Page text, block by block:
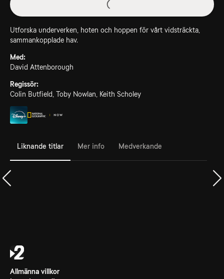
Utforska underverken, hoten och hoppen för vårt vidsträckta,
sammankopplade hav.
Med:
David Attenborough
Regissör:
Colin Butfield, Toby Nowlan, Keith Scholey
Liknande titlar Mer info Medverkande
Allmänna villkor